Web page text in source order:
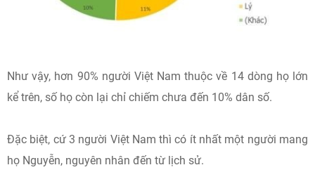
Như vậy, hơn 90% người Việt Nam thuộc về 14 dòng họ lớn
kể trên, số họ còn lại chỉ chiếm chưa đến 10% dân số.
Đặc biệt, cứ 3 người Việt Nam thì có ít nhất một người mang
họ Nguyễn, nguyên nhân đến từ lịch sử.